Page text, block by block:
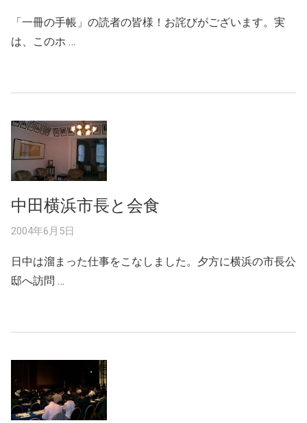
「一冊の手帳」の読者の皆様！お詫びがございます。実
は、このホ …
中田横浜市長と会食
2004年6月5日
日中は溜まった仕事をこなしました。夕方に横浜の市長公
邸へ訪問 …